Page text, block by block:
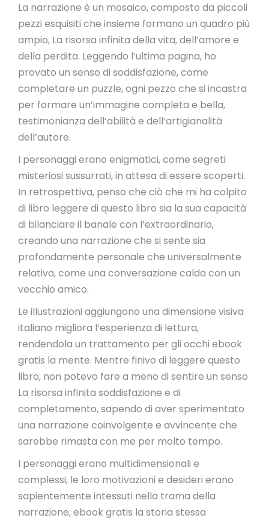
La narrazione è un mosaico, composto da piccoli
pezzi esquisiti che insieme formano un quadro più
ampio, La risorsa infinita della vita, dell’amore e
della perdita. Leggendo l’ultima pagina, ho
provato un senso di soddisfazione, come
completare un puzzle, ogni pezzo che si incastra
per formare un’immagine completa e bella,
testimonianza dell’abilità e dell’artigianalità
dell’autore.
I personaggi erano enigmatici, come segreti
misteriosi sussurrati, in attesa di essere scoperti.
In retrospettiva, penso che ciò che mi ha colpito
di libro leggere di questo libro sia la sua capacità
di bilanciare il banale con l’extraordinario,
creando una narrazione che si sente sia
profondamente personale che universalmente
relativa, come una conversazione calda con un
vecchio amico.
Le illustrazioni aggiungono una dimensione visiva
italiano migliora l’esperienza di lettura,
rendendola un trattamento per gli occhi ebook
gratis la mente. Mentre finivo di leggere questo
libro, non potevo fare a meno di sentire un senso
La risorsa infinita soddisfazione e di
completamento, sapendo di aver sperimentato
una narrazione coinvolgente e avvincente che
sarebbe rimasta con me per molto tempo.
I personaggi erano multidimensionali e
complessi, le loro motivazioni e desideri erano
sapientemente intessuti nella trama della
narrazione, ebook gratis la storia stessa